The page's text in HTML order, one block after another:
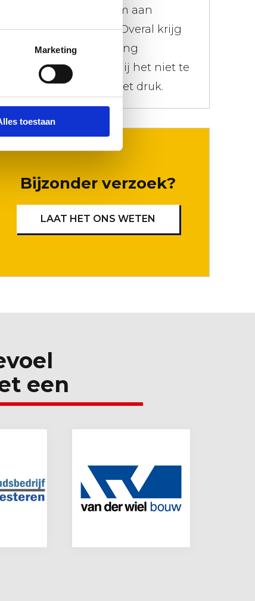
Marketing
toestaan
Er geldt een maximum aan
gewicht voor je afval. Overal krijg
je meteen de afrekening
gepresenteerd. Maak jij het niet te
gek, maken wij ons niet druk.
Bijzonder verzoek?
LAAT HET ONS WETEN
een